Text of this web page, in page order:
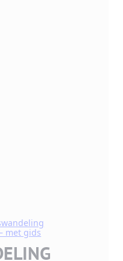
met gids